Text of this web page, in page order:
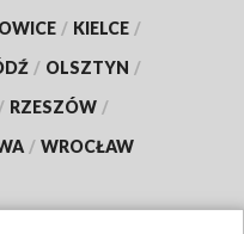
/ KIELCE /
/ OLSZTYN /
/ RZESZÓW /
/ WROCŁAW